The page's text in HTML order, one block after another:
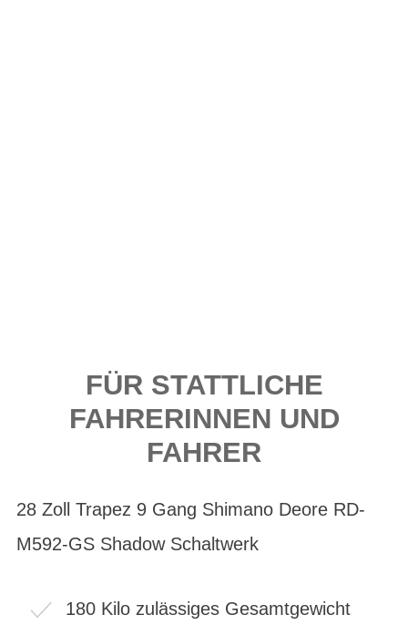
FÜR STATTLICHE
FAHRERINNEN UND
FAHRER
28 Zoll Trapez 9 Gang Shimano Deore RD-
M592-GS Shadow Schaltwerk
180 Kilo zulässiges Gesamtgewicht